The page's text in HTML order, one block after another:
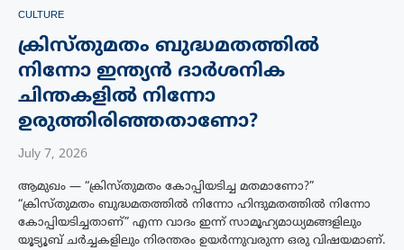
CULTURE
ക്രിസ്തുമതം ബുദ്ധമതത്തിൽ
നിന്നോ ഇന്ത്യൻ ദാർശനിക
ചിന്തകളിൽ നിന്നോ
ഉരുത്തിരിഞ്ഞതാണോ?
July 7, 2026
ആമുഖം — “ക്രിസ്തുമതം കോപ്പിയടിച്ച മതമാണോ?”
“ക്രിസ്തുമതം ബുദ്ധമതത്തിൽ നിന്നോ ഹിന്ദുമതത്തിൽ നിന്നോ
കോപ്പിയടിച്ചതാണ്” എന്ന വാദം ഇന്ന് സാമൂഹ്യമാധ്യമങ്ങളിലും
യൂട്യൂബ് ചർച്ചകളിലും നിരന്തരം ഉയർന്നുവരുന്ന ഒരു വിഷയമാണ്.